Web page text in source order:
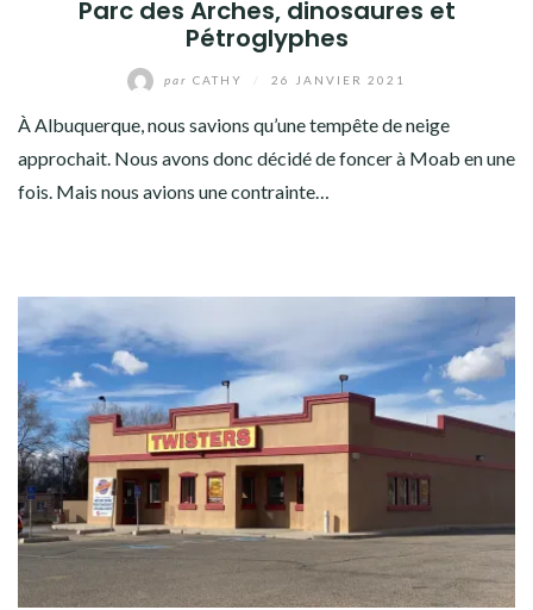
Parc des Arches, dinosaures et
Pétroglyphes
par CATHY 26 JANVIER 2021
À Albuquerque, nous savions qu’une tempête de neige
approchait. Nous avons donc décidé de foncer à Moab en une
fois. Mais nous avions une contrainte…